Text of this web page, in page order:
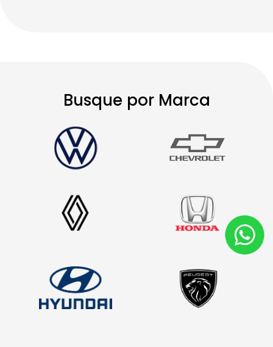
Busque por Marca